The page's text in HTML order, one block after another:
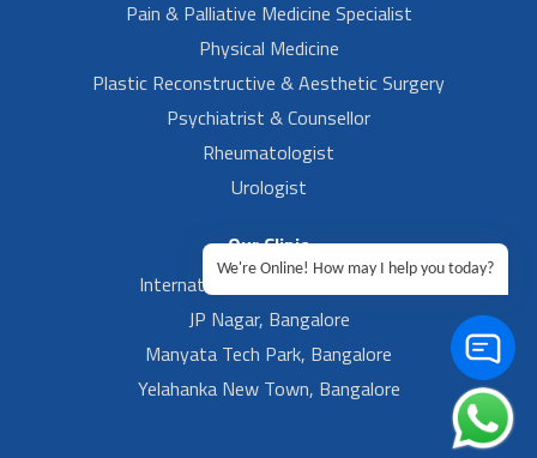
Pain & Palliative Medicine Specialist
Physical Medicine
Plastic Reconstructive & Aesthetic Surgery
Psychiatrist & Counsellor
Rheumatologist
Urologist
Our Clinic
International Airport, Bangalore.
JP Nagar, Bangalore
Manyata Tech Park, Bangalore
Yelahanka New Town, Bangalore
We're Online! How may I help you today?